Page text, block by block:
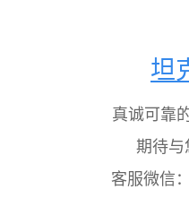
坦
真诚可靠
期待与
客服微信